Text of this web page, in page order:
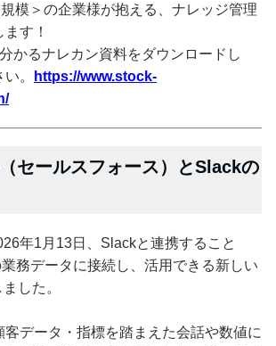
模＞の企業様が抱える、ナレッジ管理
す！
かるナレカン資料をダウンロードし
。
https://www.stock-
セールスフォース）とSlackの
年1月13日、Slackと連携すること
務データに接続し、活用できる新しい
した。
データ・指標を踏まえた会話や数値に